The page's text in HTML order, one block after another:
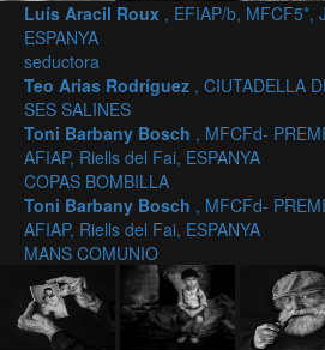
Luís Aracil Roux , EFIAP/b, MFCF5*,
ESPANYA
seductora
Teo Arias Rodríguez , CIUTADELLA
SES SALINES
Toni Barbany Bosch , MFCFd-
AFIAP, Riells del Fai, ESPANYA
COPAS BOMBILLA
Toni Barbany Bosch , MFCFd-
AFIAP, Riells del Fai, ESPANYA
MANS COMUNIO